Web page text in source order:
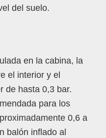
del suelo.
en la cabina, la
el interior y el
de hasta 0,3 bar.
para los
0,6 a
balón inflado al